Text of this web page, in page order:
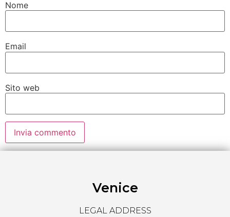
Nome
Email
Sito web
Venice
LEGAL ADDRESS